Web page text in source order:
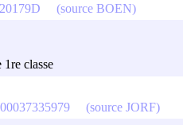
classe
(source BOEN)
(source JORF)